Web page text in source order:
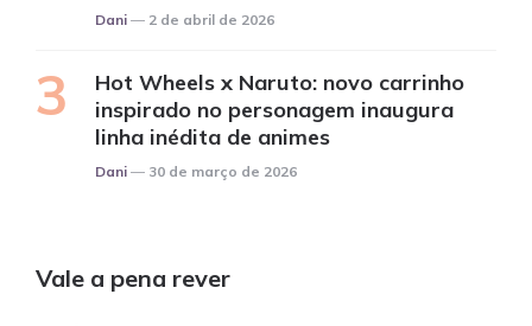
Posted
Dani 2 de abril de 2026
Hot Wheels x Naruto: novo carrinho
inspirado no personagem inaugura
linha inédita de animes
Posted
Dani 30 de março de 2026
Vale a pena rever